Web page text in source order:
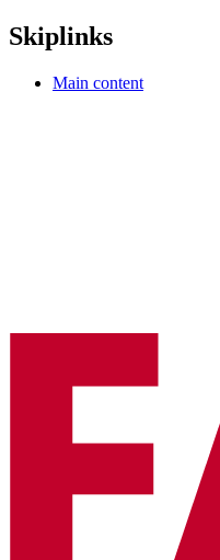
Skiplinks
Main content